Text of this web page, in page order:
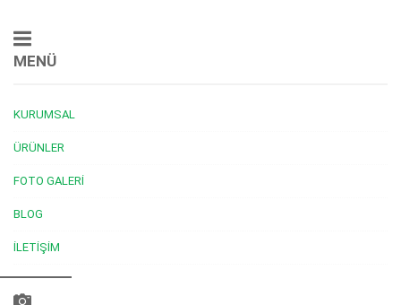
MENÜ
KURUMSAL
ÜRÜNLER
FOTO GALERI
BLOG
İLETIŞIM